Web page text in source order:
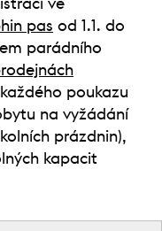
ve
pas od 1.1. do
parádního
poukazu
na vyžádání
prázdnin),
kapacit